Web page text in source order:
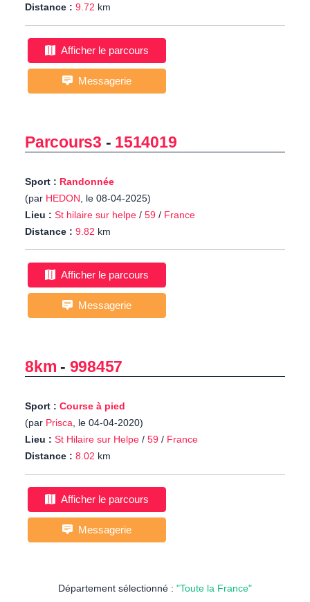
Distance : 9.72 km
Afficher le parcours
Messagerie
Parcours3 - 1514019
Sport : Randonnée
(par HEDON, le 08-04-2025)
Lieu : St hilaire sur helpe / 59 / France
Distance : 9.82 km
Afficher le parcours
Messagerie
8km - 998457
Sport : Course à pied
(par Prisca, le 04-04-2020)
Lieu : St Hilaire sur Helpe / 59 / France
Distance : 8.02 km
Afficher le parcours
Messagerie
Département sélectionné : "Toute la France"